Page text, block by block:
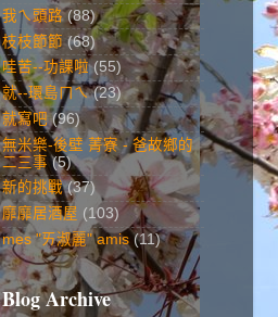
我ㄟ頭路 (88)
枝枝節節 (68)
哇苦--功課啦 (55)
就--環島ㄇㄟ (23)
就寫吧 (96)
無米樂-後壁 菁寮 - 爸故鄉的
二三事 (5)
新的挑戰 (37)
靡靡居酒屋 (103)
mes "ㄞ淑麗" amis (11)
Blog Archive